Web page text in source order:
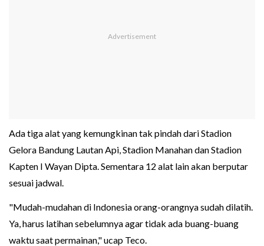
Ada tiga alat yang kemungkinan tak pindah dari Stadion
Gelora Bandung Lautan Api, Stadion Manahan dan Stadion
Kapten I Wayan Dipta. Sementara 12 alat lain akan berputar
sesuai jadwal.
"Mudah-mudahan di Indonesia orang-orangnya sudah dilatih.
Ya, harus latihan sebelumnya agar tidak ada buang-buang
waktu saat permainan," ucap Teco.